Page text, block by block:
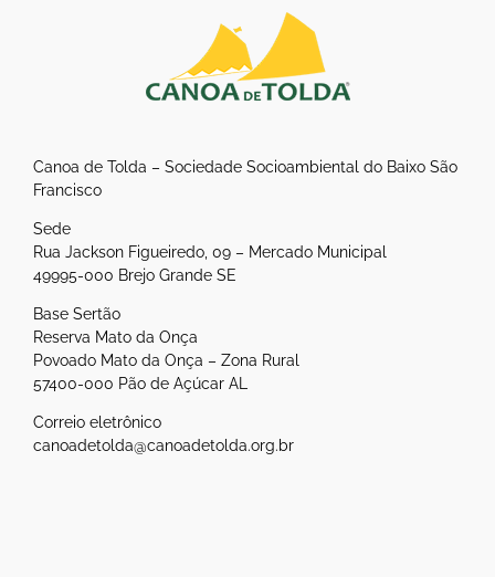
Canoa de Tolda – Sociedade Socioambiental do Baixo São
Francisco
Sede
Rua Jackson Figueiredo, 09 – Mercado Municipal
49995-000 Brejo Grande SE
Base Sertão
Reserva Mato da Onça
Povoado Mato da Onça – Zona Rural
57400-000 Pão de Açúcar AL
Correio eletrônico
canoadetolda@canoadetolda.org.br